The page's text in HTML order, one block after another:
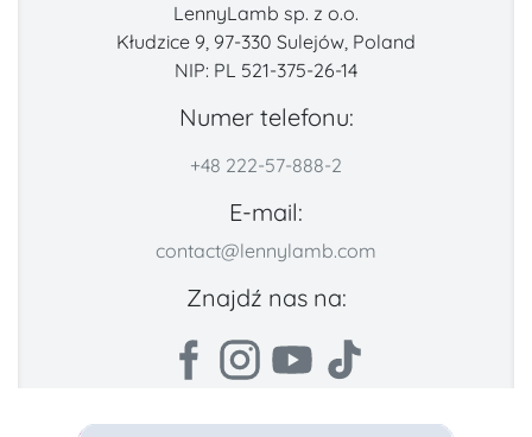
LennyLamb sp. z o.o.
Kłudzice 9, 97-330 Sulejów, Poland
NIP: PL 521-375-26-14
Numer telefonu:
+48 222-57-888-2
E-mail:
contact@lennylamb.com
Znajdź nas na: